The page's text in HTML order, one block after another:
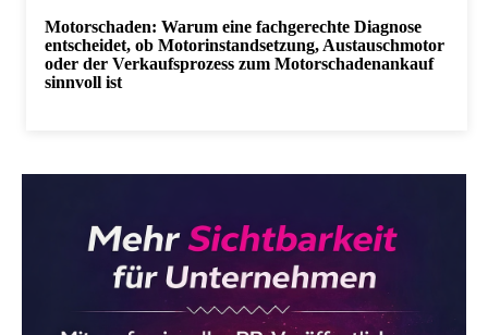
Motorschaden: Warum eine fachgerechte Diagnose
entscheidet, ob Motorinstandsetzung, Austauschmotor
oder der Verkaufsprozess zum Motorschadenankauf
sinnvoll ist